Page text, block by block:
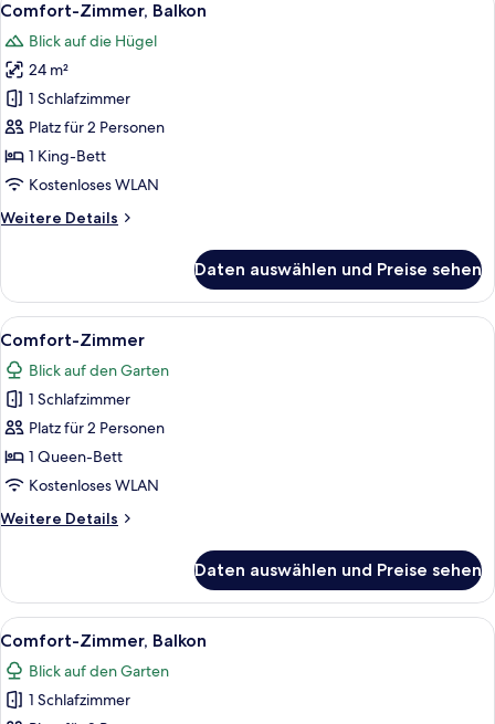
Fotos
für
Comfort-
Zimmer,
Balkon
anzeigen
3
Comfort-Zimmer, Balkon
Blick auf die Hügel
24 m²
1 Schlafzimmer
Platz für 2 Personen
1 King-Bett
Kostenloses WLAN
Weitere Details
Weitere
Zimmer,
Balkon
Daten auswählen und Preise sehen
Alle
Fotos
für
Comfort-
Zimmer
anzeigen
Ein Hotelzimmer mit einem großen
2
Comfort-Zimmer
Blick auf den Garten
1 Schlafzimmer
Platz für 2 Personen
1 Queen-Bett
Kostenloses WLAN
Weitere Details
Weitere
Zimmer
Daten auswählen und Preise sehen
Alle
Fotos
für
Comfort-
Ein Hotelzimmer mit einem großen
1
Comfort-Zimmer, Balkon
Blick auf den Garten
1 Schlafzimmer